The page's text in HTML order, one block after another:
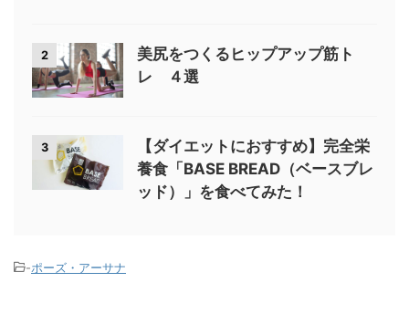
2
美尻をつくるヒップアップ筋ト
レ ４選
3
【ダイエットにおすすめ】完全栄
養食「BASE BREAD（ベースブレ
ッド）」を食べてみた！
-ポーズ・アーサナ